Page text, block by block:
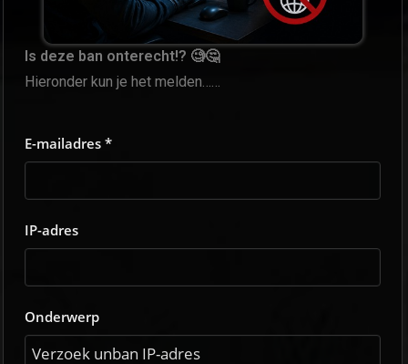
Is deze ban onterecht!? 🧐🤔
Hieronder kun je het melden……
E-mailadres *
IP-adres
Onderwerp